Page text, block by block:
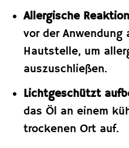
Allergische
vor der Anwendung
Hautstelle, um
auszuschließen.
Lichtgeschützt
das Öl an einem
trockenen Ort auf.